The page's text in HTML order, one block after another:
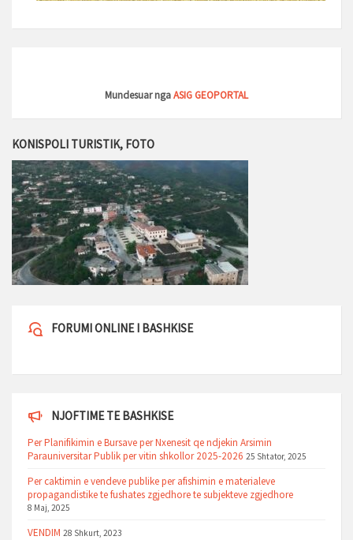
Mundesuar ngaASIG GEOPORTAL
KONISPOLI TURISTIK, FOTO
FORUMI ONLINE I BASHKISE
NJOFTIME TE BASHKISE
Per Planifikimin e Bursave per Nxenesit qe ndjekin Arsimin
Parauniversitar Publik per vitin shkollor 2025-2026 25 Shtator, 2025
Per caktimin e vendeve publike per afishimin e materialeve
propagandistike te fushates zgjedhore te subjekteve zgjedhore
8 Maj, 2025
VENDIM 28 Shkurt, 2023